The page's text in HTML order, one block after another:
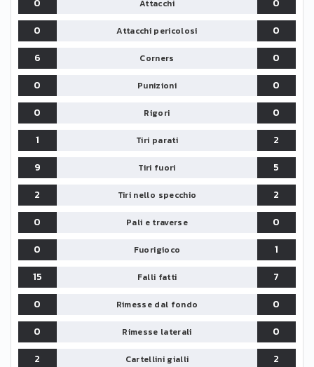
0 Attacchi
0
0
Attacchi pericolosi
0
6
Corners
0
0
Punizioni
0
0
Rigori
0
1
Tiri parati
2
9
Tiri fuori
5
2
Tiri nello specchio
2
0
Pali e traverse
0
0
Fuorigioco
1
15
Falli fatti
7
0
Rimesse dal fondo
0
0
Rimesse laterali
0
2
Cartellini gialli
2